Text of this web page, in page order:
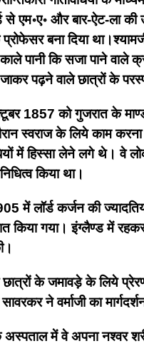
एम॰ए॰ और बार-ऐट-ला की
बना दिया
कि सजा पाने वाले
पढ़ने वाले छात्रों के
1857 को गुजरात के
स्वराज के लिये काम
में हिस्सा लेने लगे थे। वे
किया था।
लॉर्ड कर्जन की
गया। इंग्लैण्ड में रहकर
के जमावड़े के लिये
ने वर्माजी का
में वे अपना नश्वर